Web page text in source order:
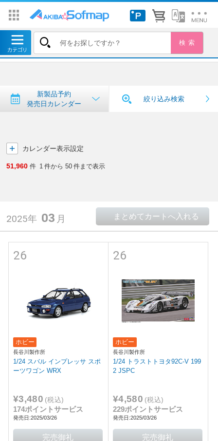
トップ ＞ 新製品予約・発売日カレンダー
新製品予約・発売日カレンダー
新製品予約
発売日カレンダー
絞り込み検索
カレンダー表示設定
51,960 件 1 件から 50 件まで表示
2025年 03 月
26
ホビー
長谷川製作所
1/24 スバル インプレッサ スポ
ーツワゴン WRX
¥3,480 (税込)
174ポイントサービス
発売日:2025/03/26
26
ホビー
長谷川製作所
1/24 トラストトヨタ92C-V 199
2 JSPC
¥4,580 (税込)
229ポイントサービス
発売日:2025/03/26